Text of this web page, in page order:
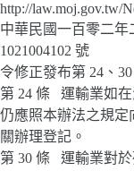
http://law.moj.gov.tw/
中華民國一百零二
1021004102 號
令修正發布第 24、
第 24 條 運輸業如在
仍應照本辦法之規定
關辦理登記。
第 30 條 運輸業對